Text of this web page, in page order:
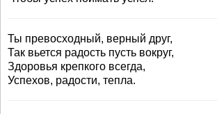
Ты превосходный, верный друг,
Так вьется радость пусть вокруг,
Здоровья крепкого всегда,
Успехов, радости, тепла.